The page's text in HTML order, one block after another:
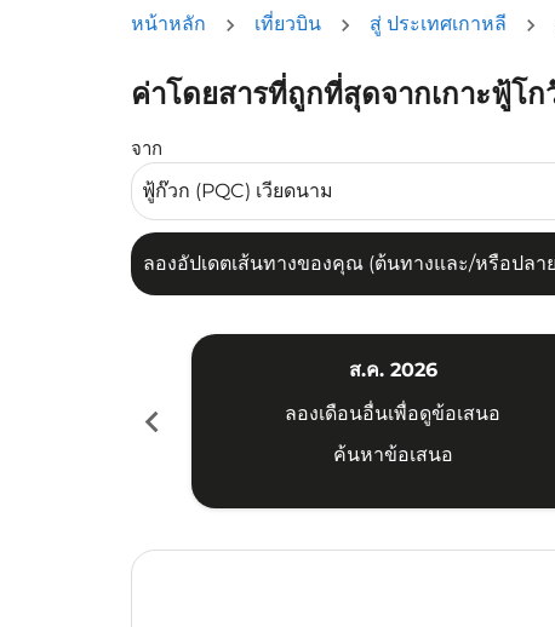
หน้าหลัก เที่ยวบิน สู่ ประเทศเกาหลี
ค่าโดยสารที่ถูกที่สุดจากเกาะฟู้โก
จาก
ลองอัปเดตเส้นทางของคุณ (ต้นทางและ/หรือปล
ลองอัปเดตเส้นทางของคุณ (ต้นทางและ/หรือปลาย
chevron_left
ส.ค. 2026
ลองเดือนอื่นเพื่อดูข้อเสนอ
ค้นหาข้อเสนอ